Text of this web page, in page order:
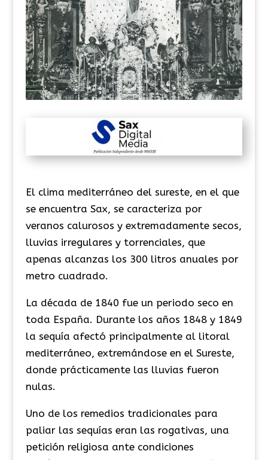
El clima mediterráneo del sureste, en el que
se encuentra Sax, se caracteriza por
veranos calurosos y extremadamente secos,
lluvias irregulares y torrenciales, que
apenas alcanzas los 300 litros anuales por
metro cuadrado.
​La década de 1840 fue un periodo seco en
toda España. Durante los años 1848 y 1849
la sequía afectó principalmente al litoral
mediterráneo, extremándose en el Sureste,
donde prácticamente las lluvias fueron
nulas.
​Uno de los remedios tradicionales para
paliar las sequías eran las rogativas, una
petición religiosa ante condiciones